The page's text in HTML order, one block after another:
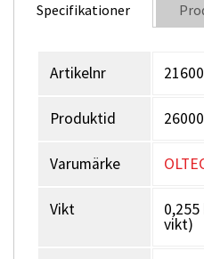
Specifikationer
Artikelnr
Produktid 26000
Varumärke
Vikt
vikt)